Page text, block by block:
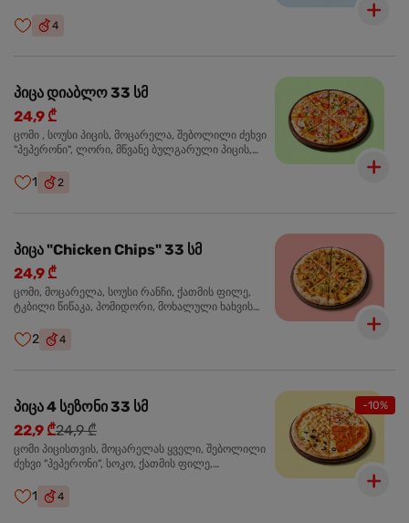
4
პიცა დიაბლო 33 სმ
24,9 ₾
ცომი , სოუსი პიცის, მოცარელა, შებოლილი ძეხვი
"პეპერონი", ლორი, მწვანე ბულგარული პიცის,
1 2
პიცა "Chicken Chips" 33 სმ
24,9 ₾
ცომი, მოცარელა, სოუსი რანჩი, ქათმის ფილე,
ტკბილი წიწაკა, პომიდორი, მოხალული ხახვის
2 4
-10%
პიცა 4 სეზონი 33 სმ
22,9 ₾24,9 ₾
ცომი პიცისთვის, მოცარელას ყველი, შებოლილი
ძეხვი "პეპერონი", სოკო, ქათმის ფილე,
1 4